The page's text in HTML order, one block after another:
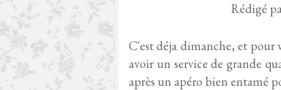
Rédigé
C'est déja dimanche, et pour
avoir un service de grande
après un apéro bien entamé